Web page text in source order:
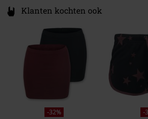
Klanten kochten ook
-32% -